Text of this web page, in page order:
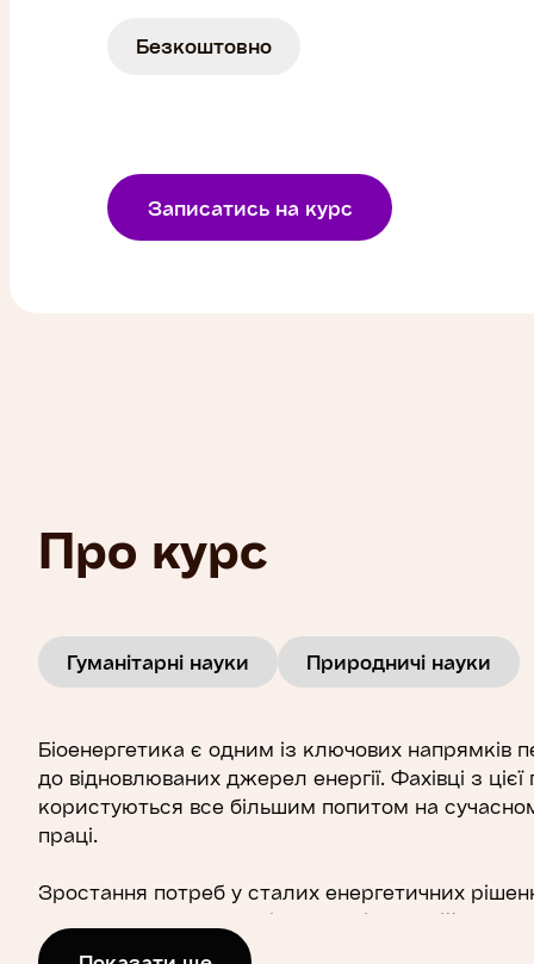
Безкоштовно
Записатись на курс
Про курс
Гуманітарні науки Природничі науки
Біоенергетика є одним із ключових напрямків
до відновлюваних джерел енергії. Фахівці з цієї
користуються все більшим попитом на
праці.
Зростання потреб у сталих енергетичних
прискорення технологічного та інноваційного
динамічна інтеграція новітніх методів в освітній